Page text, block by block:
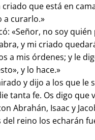
criado que está en
a curarlo.»
«Señor, no soy
y mi criado
a mis órdenes; y le
y lo hace.»
y dijo a los que le
tanta fe. Os digo que
Abrahán, Isaac y
reino los echarán